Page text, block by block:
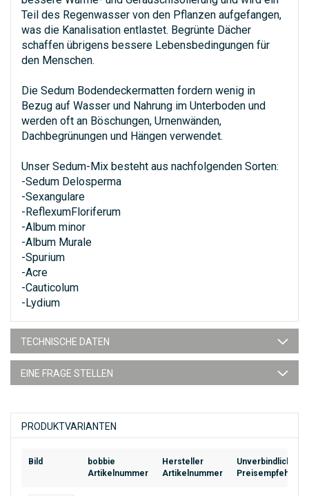
Teil des Regenwasser von den Pflanzen aufgefangen,
was die Kanalisation entlastet. Begrünte Dächer
schaffen übrigens bessere Lebensbedingungen für
den Menschen.
Die Sedum Bodendeckermatten fordern wenig in
Bezug auf Wasser und Nahrung im Unterboden und
werden oft an Böschungen, Urnenwänden,
Dachbegrünungen und Hängen verwendet.
Unser Sedum-Mix besteht aus nachfolgenden Sorten:
-Sedum Delosperma
-Sexangulare
-ReflexumFloriferum
-Album minor
-Album Murale
-Spurium
-Acre
-Cauticolum
-Lydium
TECHNISCHE DATEN
EINE FRAGE STELLEN
PRODUKTVARIANTEN
Bild
bobbie
Artikelnummer
Hersteller
Artikelnummer
Unverbindliche
Preisempfehlung